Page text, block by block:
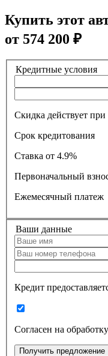
Купить этот
от 574 200 ₽
Кредитные условия
Скидка действует
Срок кредитования
Ставка
от 4.9%
Первоначальный
Ежемесячный платеж
Ваши данные
Кредит
Согласен на обработку
Получить предложение